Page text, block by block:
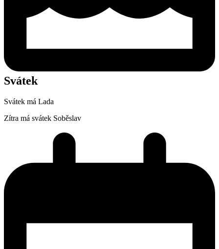
Svátek
Svátek má Lada
Zítra má svátek Soběslav